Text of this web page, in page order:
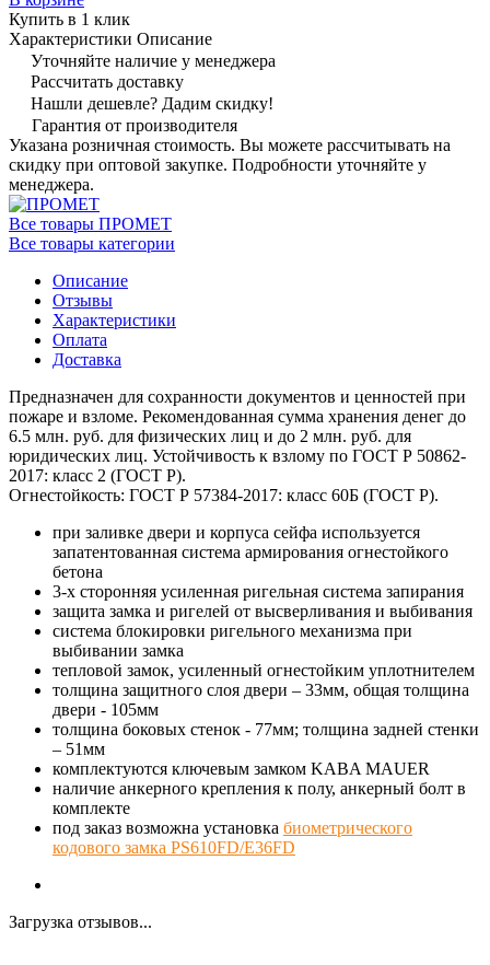
Купить в 1 клик
Характеристики Описание
Уточняйте наличие у менеджера
Рассчитать доставку
Нашли дешевле? Дадим скидку!
Гарантия от производителя
Указана розничная стоимость. Вы можете рассчитывать на
скидку при оптовой закупке. Подробности уточняйте у
менеджера.
Все товары ПРОМЕТ
Все товары категории
Описание
Отзывы
Характеристики
Оплата
Доставка
Предназначен для сохранности документов и ценностей при
пожаре и взломе. Рекомендованная сумма хранения денег до
6.5 млн. руб. для физических лиц и до 2 млн. руб. для
юридических лиц. Устойчивость к взлому по ГОСТ Р 50862-
2017: класс 2 (ГОСТ Р).
Огнестойкость: ГОСТ Р 57384-2017: класс 60Б (ГОСТ Р).
при заливке двери и корпуса сейфа используется
запатентованная система армирования огнестойкого
бетона
3-х сторонняя усиленная ригельная система запирания
защита замка и ригелей от высверливания и выбивания
система блокировки ригельного механизма при
выбивании замка
тепловой замок, усиленный огнестойким уплотнителем
толщина защитного слоя двери – 33мм, общая толщина
двери - 105мм
толщина боковых стенок - 77мм; толщина задней стенки
– 51мм
комплектуются ключевым замком KABA MAUER
наличие анкерного крепления к полу, анкерный болт в
комплекте
под заказ возможна установка биометрического
кодового замка PS610FD/E36FD
Загрузка отзывов...